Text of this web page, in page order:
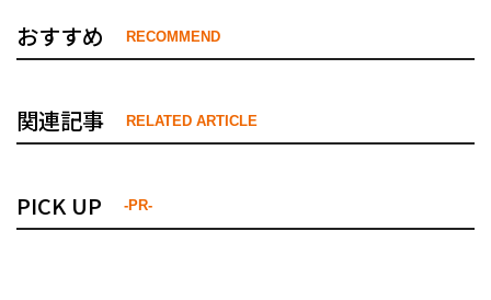
おすすめ RECOMMEND
関連記事 RELATED ARTICLE
PICK UP -PR-